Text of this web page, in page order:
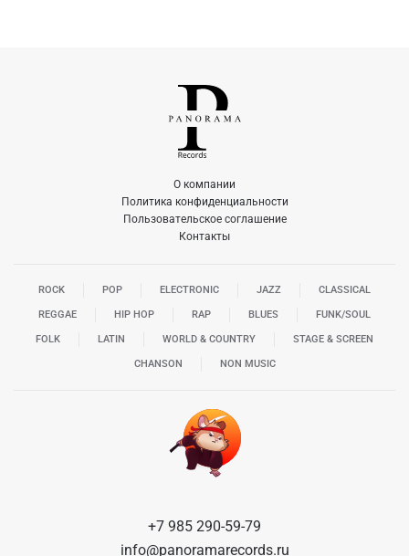
О компании
Политика конфиденциальности
Пользовательское соглашение
Контакты
ROCK POP ELECTRONIC JAZZ CLASSICAL
REGGAE HIP HOP RAP BLUES FUNK/SOUL
FOLK LATIN WORLD & COUNTRY STAGE & SCREEN
CHANSON NON MUSIC
+7 985 290-59-79
info@panoramarecords.ru